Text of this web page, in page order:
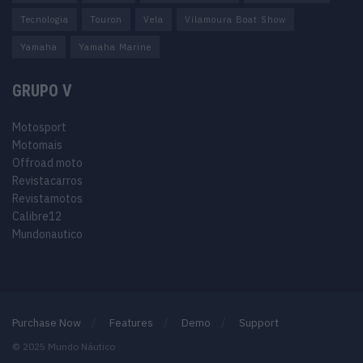
Tecnologia Touron Vela Vilamoura Boat Show
Yamaha Yamaha Marine
GRUPO V
Motosport
Motomais
Offroad moto
Revistacarros
Revistamotos
Calibre12
Mundonautico
Purchase Now Features Demo Support
© 2025 Mundo Náutico